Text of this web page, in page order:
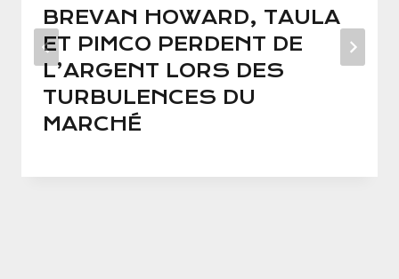
BREVAN HOWARD, TAULA
ET PIMCO PERDENT DE
L’ARGENT LORS DES
TURBULENCES DU
MARCHÉ